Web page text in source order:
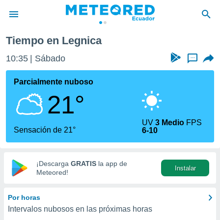
de
ha
que se
calidad.
a este
las
y
digital
basada
Tiempo en Legnica
10:35 Sábado ...
Parcialmente nuboso
21°
Sensación de 21°
UV3 Medio FPS
6-10
¡Descarga GRATIS la app de
Meteored!
Instalar
Por horas
Intervalos nubosos en las próximas horas